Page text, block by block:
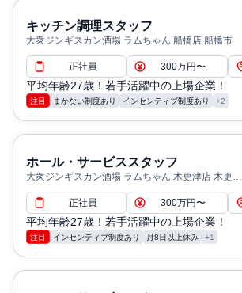
キッチン調理スタッフ
大衆ジンギスカン酒場 ラムちゃん 船橋店 船橋市
正社員 300万円〜
平均年齢27歳！若手活躍中の上場企業！
注目 まかない制度あり インセンティブ制度あり +2
ホール・サービススタッフ
大衆ジンギスカン酒場 ラムちゃん 木更津店 木更津
市
正社員
300万円〜
平均年齢27歳！若手活躍中の上場企業！
注目 インセンティブ制度あり 月8日以上休み +1